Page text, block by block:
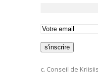
c. Conseil de